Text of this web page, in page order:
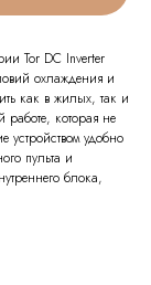
Tor DC Inverter
охлаждения и
как в жилых, так и
работе, которая не
устройством удобно
пульта и
блока,